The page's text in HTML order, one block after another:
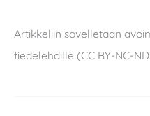
Artikkeliin sovelletaan
tiedelehdille (CC BY-NC-